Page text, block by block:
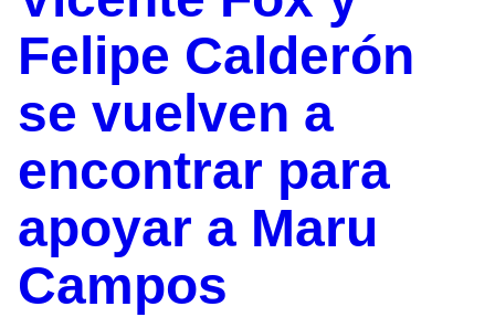
Felipe Calderón
se vuelven a
encontrar para
apoyar a Maru
Campos